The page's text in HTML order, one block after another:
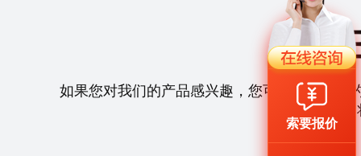
如果您对我们的产品感兴趣，您可以拨打我们
索要报价